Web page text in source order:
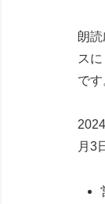
朗
ス
です
月3